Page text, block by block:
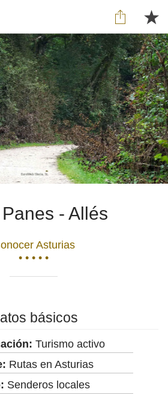
- Allés
Asturias
• • • • •
básicos
Turismo activo
Rutas en Asturias
Senderos locales